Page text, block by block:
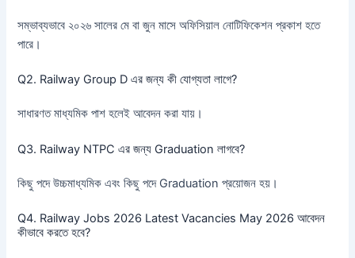
সম্ভাব্যভাবে ২০২৬ সালের মে বা জুন মাসে অফিসিয়াল নোটিফিকেশন প্রকাশ হতে
পারে।
Q2. Railway Group D এর জন্য কী যোগ্যতা লাগে?
সাধারণত মাধ্যমিক পাশ হলেই আবেদন করা যায়।
Q3. Railway NTPC এর জন্য Graduation লাগবে?
কিছু পদে উচ্চমাধ্যমিক এবং কিছু পদে Graduation প্রয়োজন হয়।
Q4. Railway Jobs 2026 Latest Vacancies May 2026 আবেদন
কীভাবে করতে হবে?